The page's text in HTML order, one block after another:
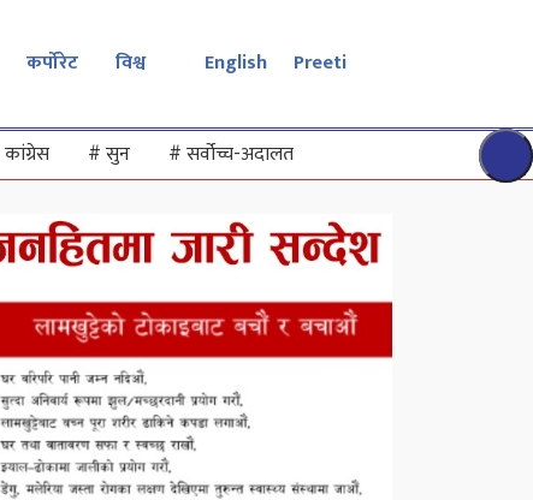
कर्पोरेट विश्व English Preeti
कांग्रेस #सुन #सर्वोच्च-अदालत